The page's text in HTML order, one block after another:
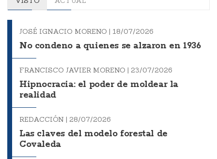
JOSÉ IGNACIO MORENO | 18/07/2026
No condeno a quienes se alzaron en 1936
FRANCISCO JAVIER MORENO | 23/07/2026
Hipnocracia: el poder de moldear la
realidad
REDACCIÓN | 28/07/2026
Las claves del modelo forestal de
Covaleda